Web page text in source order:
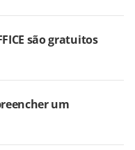
são gratuitos
um